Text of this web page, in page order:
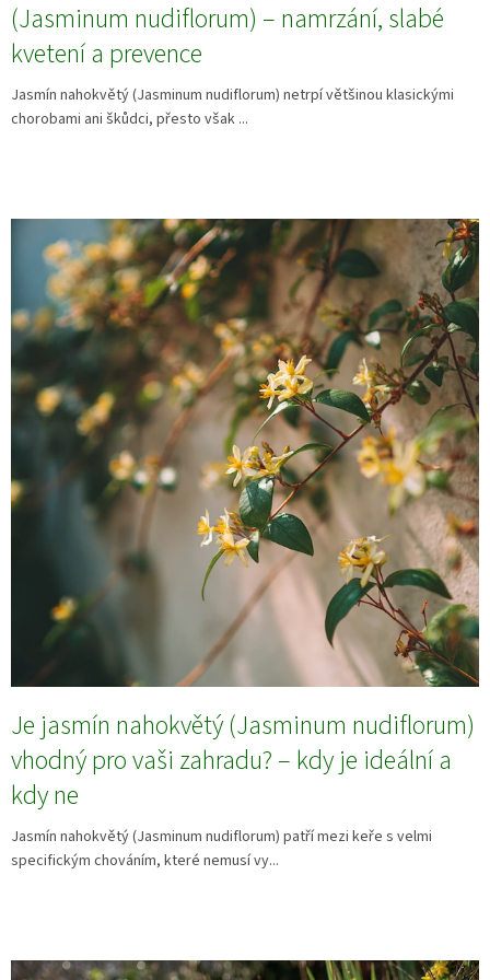
(Jasminum nudiflorum) – namrzání, slabé
kvetení a prevence
Jasmín nahokvětý (Jasminum nudiflorum) netrpí většinou klasickými
chorobami ani škůdci, přesto však ...
Je jasmín nahokvětý (Jasminum nudiflorum)
vhodný pro vaši zahradu? – kdy je ideální a
kdy ne
Jasmín nahokvětý (Jasminum nudiflorum) patří mezi keře s velmi
specifickým chováním, které nemusí vy...